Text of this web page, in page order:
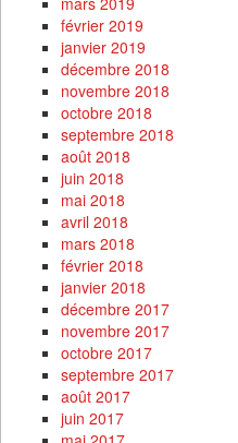
février 2019
janvier 2019
décembre 2018
novembre 2018
octobre 2018
septembre 2018
août 2018
juin 2018
mai 2018
avril 2018
mars 2018
février 2018
janvier 2018
décembre 2017
novembre 2017
octobre 2017
septembre 2017
août 2017
juin 2017